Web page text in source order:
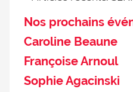
Nos prochains
Caroline Beaune
Françoise Arnoul
Sophie Agacinski